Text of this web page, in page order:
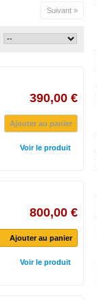
Suivant »
390,00 €
Ajouter au panier
Voir le produit
800,00 €
Ajouter au panier
Voir le produit